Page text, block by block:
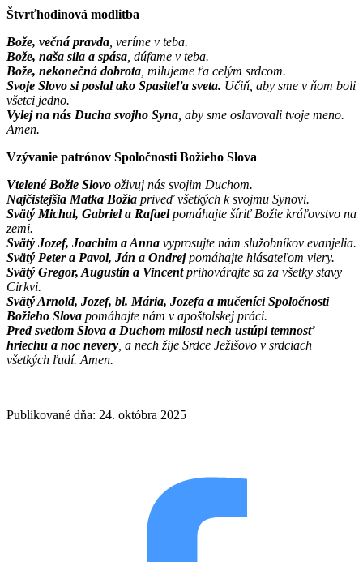
Štvrťhodinová modlitba
Bože, večná pravda , veríme v teba.
Bože, naša sila a spása , dúfame v teba.
Bože, nekonečná dobrota , milujeme ťa celým srdcom.
Svoje Slovo si poslal ako Spasiteľa sveta. Učiň, aby sme v ňom boli
všetci jedno.
Vylej na nás Ducha svojho Syna , aby sme oslavovali tvoje meno.
Amen.
Vzývanie patrónov Spoločnosti Božieho Slova
Vtelené Božie Slovo oživuj nás svojim Duchom.
Najčistejšia Matka Božia priveď všetkých k svojmu Synovi.
Svätý Michal, Gabriel a Rafaelpomáhajte šíriť Božie kráľovstvo na
zemi.
Svätý Jozef, Joachim a Anna vyprosujte nám služobníkov evanjelia.
Svätý Peter a Pavol, Ján a Ondrejpomáhajte hlásateľom viery.
Svätý Gregor, Augustín a Vincentprihovárajte sa za všetky stavy
Cirkvi.
Svätý Arnold, Jozef, bl. Mária, Jozefa a mučeníci Spoločnosti
Božieho Slova pomáhajte nám v apoštolskej práci.
Pred svetlom Slova a Duchom milosti nech ustúpi temnosť
hriechu a noc nevery , a nech žije Srdce Ježišovo v srdciach
všetkých ľudí. Amen.
Publikované dňa: 24. októbra 2025